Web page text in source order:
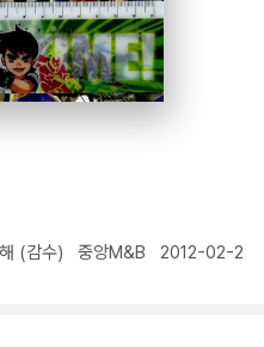
(감수) 중앙M&B 2012-02-2